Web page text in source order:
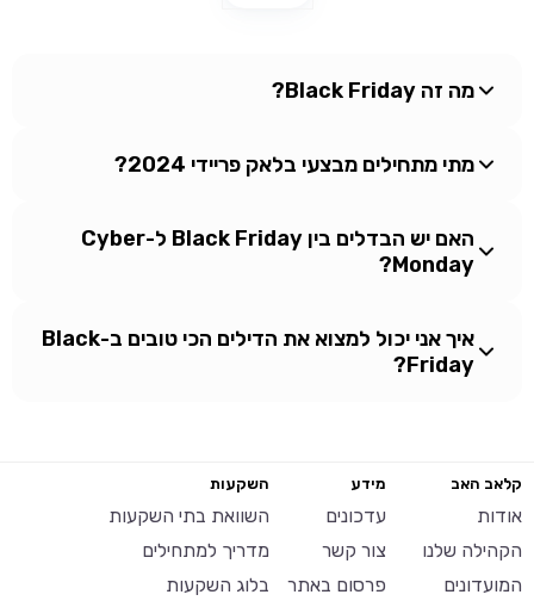
מה זה Black Friday?
מתי מתחילים מבצעי בלאק פריידי 2024?
האם יש הבדלים בין Black Friday ל-Cyber
Monday?
איך אני יכול למצוא את הדילים הכי טובים ב-Black
Friday?
קלאב האב
אודות
הקהילה שלנו
המועדונים
מידע
עדכונים
צור קשר
פרסום באתר
השקעות
השוואת בתי השקעות
מדריך למתחילים
בלוג השקעות